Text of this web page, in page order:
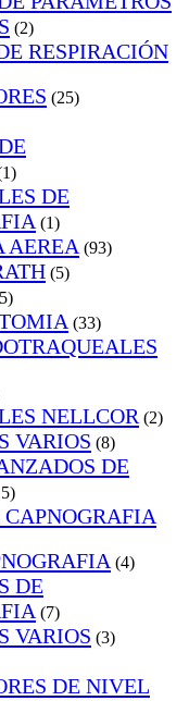
(2)
RESPIRACIÓN
(25)
DE
(1)
AEREA (93)
(5)
(33)
NELLCOR (2)
VARIOS (8)
DE
(4)
DE
(7)
VARIOS (3)
DE NIVEL